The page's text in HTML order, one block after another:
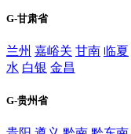
G-甘肃省
兰州 嘉峪关 甘南 临夏
水 白银 金昌
G-贵州省